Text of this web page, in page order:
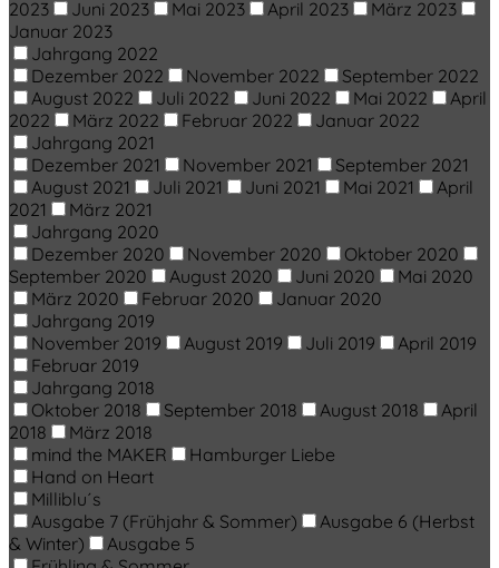
2023
Juni 2023 Mai 2023 April 2023
März 2023
Januar 2023
Jahrgang 2022
Dezember 2022
November 2022
September 2022
August 2022
Juli 2022 Juni 2022 Mai 2022
April
2022
März 2022 Februar 2022
Januar 2022
Jahrgang 2021
Dezember 2021
November 2021
September 2021
August 2021
Juli 2021 Juni 2021 Mai 2021
April
2021
März 2021
Jahrgang 2020
Dezember 2020
November 2020
Oktober 2020
September 2020
August 2020 Juni 2020
Mai 2020
März 2020
Februar 2020
Januar 2020
Jahrgang 2019
November 2019
August 2019 Juli 2019
April 2019
Februar 2019
Jahrgang 2018
Oktober 2018
September 2018 August 2018
April
2018
März 2018
mind the MAKER
Hamburger Liebe
Hand on Heart
Milliblu´s
Ausgabe 7 (Frühjahr & Sommer)
Ausgabe 6 (Herbst
& Winter)
Ausgabe 5